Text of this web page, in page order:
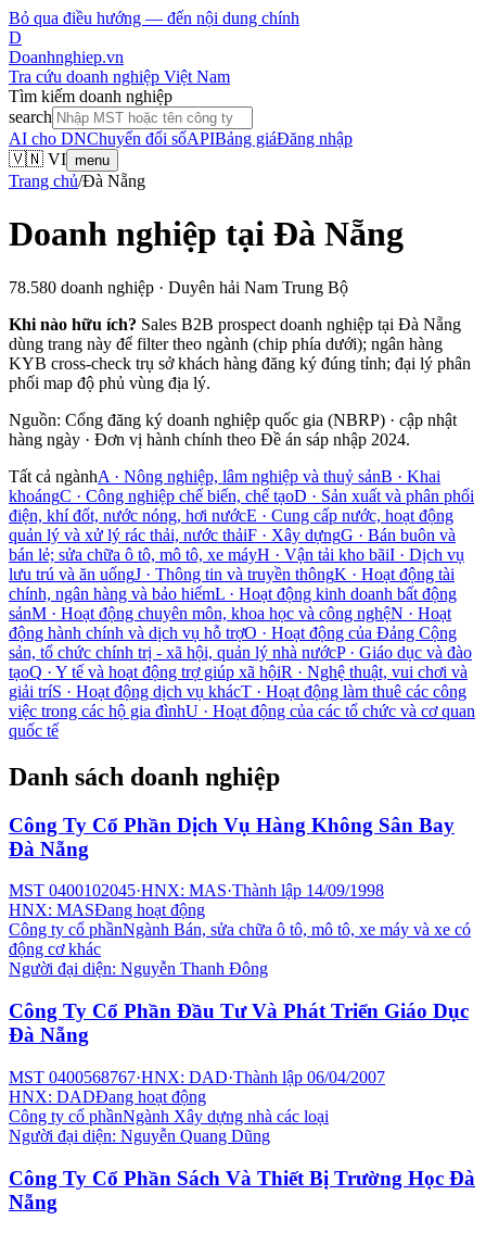
Bỏ qua điều hướng — đến nội dung chính
D
Doanhnghiep.vn
Tra cứu doanh nghiệp Việt Nam
Tìm kiếm doanh nghiệp
search
AI cho DNChuyển đổi sốAPIBảng giáĐăng nhập
🇻🇳 VI menu
Trang chủ/Đà Nẵng
Doanh nghiệp tại Đà Nẵng
78.580 doanh nghiệp · Duyên hải Nam Trung Bộ
Khi nào hữu ích? Sales B2B prospect doanh nghiệp tại Đà Nẵng
dùng trang này để filter theo ngành (chip phía dưới); ngân hàng
KYB cross-check trụ sở khách hàng đăng ký đúng tỉnh; đại lý phân
phối map độ phủ vùng địa lý.
Nguồn: Cổng đăng ký doanh nghiệp quốc gia (NBRP) · cập nhật
hàng ngày · Đơn vị hành chính theo Đề án sáp nhập 2024.
Tất cả ngànhA · Nông nghiệp, lâm nghiệp và thuỷ sảnB · Khai
khoángC · Công nghiệp chế biến, chế tạoD · Sản xuất và phân phối
điện, khí đốt, nước nóng, hơi nướcE · Cung cấp nước, hoạt động
quản lý và xử lý rác thải, nước thảiF · Xây dựngG · Bán buôn và
bán lẻ; sửa chữa ô tô, mô tô, xe máyH · Vận tải kho bãiI · Dịch vụ
lưu trú và ăn uốngJ · Thông tin và truyền thôngK · Hoạt động tài
chính, ngân hàng và bảo hiểmL · Hoạt động kinh doanh bất động
sảnM · Hoạt động chuyên môn, khoa học và công nghệN · Hoạt
động hành chính và dịch vụ hỗ trợO · Hoạt động của Đảng Cộng
sản, tổ chức chính trị - xã hội, quản lý nhà nướcP· Giáo dục và đào
tạoQ · Y tế và hoạt động trợ giúp xã hộiR · Nghệ thuật, vui chơi và
giải tríS · Hoạt động dịch vụ khácT · Hoạt động làm thuê các công
việc trong các hộ gia đìnhU · Hoạt động của các tổ chức và cơ quan
quốc tế
Danh sách doanh nghiệp
Công Ty Cổ Phần Dịch Vụ Hàng Không Sân Bay
Đà Nẵng
MST 0400102045·HNX: MAS·Thành lập 14/09/1998
HNX: MASĐang hoạt động
Công ty cổ phầnNgành Bán, sửa chữa ô tô, mô tô, xe máy và xe có
động cơ khác
Người đại diện: Nguyễn Thanh Đông
Công Ty Cổ Phần Đầu Tư Và Phát Triển Giáo Dục
Đà Nẵng
MST 0400568767·HNX: DAD·Thành lập 06/04/2007
HNX: DADĐang hoạt động
Công ty cổ phầnNgành Xây dựng nhà các loại
Người đại diện: Nguyễn Quang Dũng
Công Ty Cổ Phần Sách Và Thiết Bị Trường Học Đà
Nẵng